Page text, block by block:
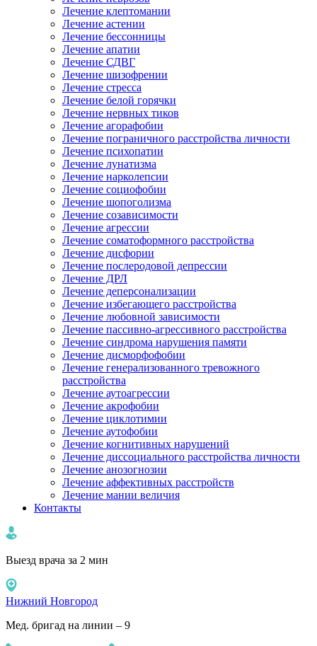
Лечение клептомании
Лечение астении
Лечение бессонницы
Лечение апатии
Лечение СДВГ
Лечение шизофрении
Лечение стресса
Лечение белой горячки
Лечение нервных тиков
Лечение агорафобии
Лечение пограничного расстройства личности
Лечение психопатии
Лечение лунатизма
Лечение нарколепсии
Лечение социофобии
Лечение шопоголизма
Лечение созависимости
Лечение агрессии
Лечение соматоформного расстройства
Лечение дисфории
Лечение послеродовой депрессии
Лечение ДРЛ
Лечение деперсонализации
Лечение избегающего расстройства
Лечение любовной зависимости
Лечение пассивно-агрессивного расстройства
Лечение синдрома нарушения памяти
Лечение дисморфофобии
Лечение генерализованного тревожного
расстройства
Лечение аутоагрессии
Лечение акрофобии
Лечение циклотимии
Лечение аутофобии
Лечение когнитивных нарушений
Лечение диссоциального расстройства личности
Лечение анозогнозии
Лечение аффективных расстройств
Лечение мании величия
Контакты
Выезд врача за 2 мин
Нижний Новгород
Мед. бригад на линии – 9